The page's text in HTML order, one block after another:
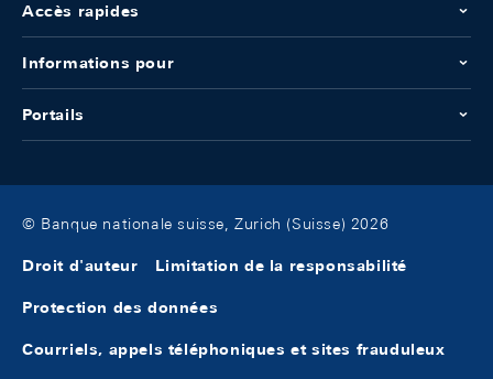
Accès rapides
Informations pour
Portails
© Banque nationale suisse, Zurich (Suisse) 2026
Droit d'auteur Limitation de la responsabilité
Protection des données
Courriels, appels téléphoniques et sites frauduleux